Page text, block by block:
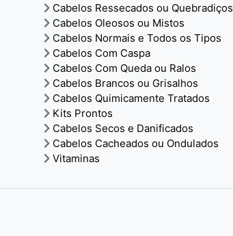
Cabelos Ressecados ou Quebradiços
Cabelos Oleosos ou Mistos
Cabelos Normais e Todos os Tipos
Cabelos Com Caspa
Cabelos Com Queda ou Ralos
Cabelos Brancos ou Grisalhos
Cabelos Quimicamente Tratados
Kits Prontos
Cabelos Secos e Danificados
Cabelos Cacheados ou Ondulados
Vitaminas